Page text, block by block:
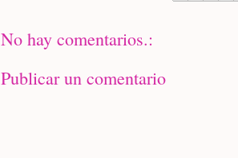
No hay comentarios.:
Publicar un comentario